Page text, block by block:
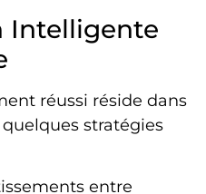
Intelligente
réussi réside dans
stratégies
entre